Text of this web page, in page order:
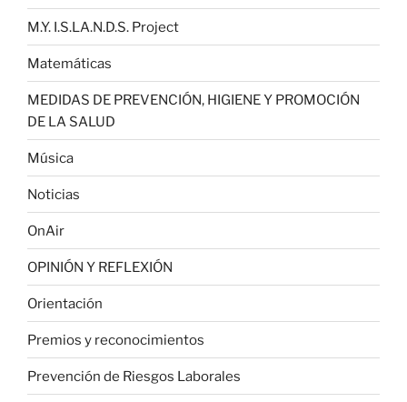
M.Y. I.S.LA.N.D.S. Project
Matemáticas
MEDIDAS DE PREVENCIÓN, HIGIENE Y PROMOCIÓN
DE LA SALUD
Música
Noticias
OnAir
OPINIÓN Y REFLEXIÓN
Orientación
Premios y reconocimientos
Prevención de Riesgos Laborales